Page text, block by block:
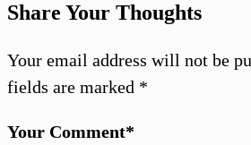
Share Your Thoughts
Your email address will not be
fields are marked *
Your Comment*